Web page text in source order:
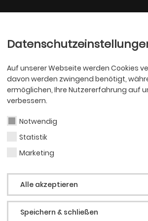
Auf unserer Webseite werden Cookies
davon werden zwingend benötigt,
ermöglichen, Ihre Nutzererfahrung auf
verbessern.
Notwendig
Statistik
Marketing
Alle akzeptieren
Speichern & schließen